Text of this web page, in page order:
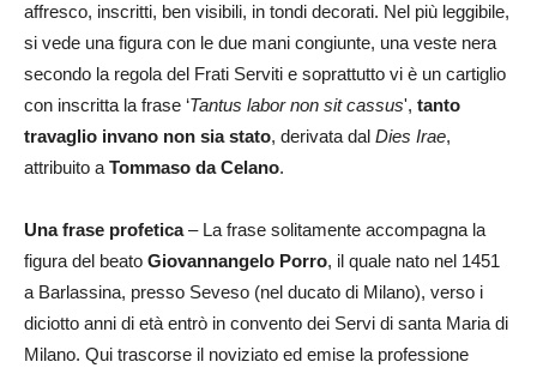
affresco, inscritti, ben visibili, in tondi decorati. Nel più leggibile,
si vede una figura con le due mani congiunte, una veste nera
secondo la regola del Frati Serviti e soprattutto vi è un cartiglio
con inscritta la frase ‘Tantus labor non sit cassus', tanto
travaglio invano non sia stato, derivata dal Dies Irae,
attribuito a Tommaso da Celano.
Una frase profetica– La frase solitamente accompagna la
figura del beato Giovannangelo Porro, il quale nato nel 1451
a Barlassina, presso Seveso (nel ducato di Milano), verso i
diciotto anni di età entrò in convento dei Servi di santa Maria di
Milano. Qui trascorse il noviziato ed emise la professione